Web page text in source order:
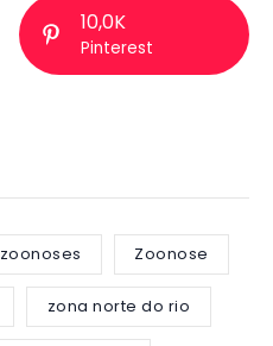
10,0K
Pinterest
zoonoses Zoonose
zona norte do rio